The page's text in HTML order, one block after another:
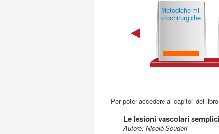
Metodiche mi­
cro­chi­rur­gi­che
Per poter accedere ai capitoli del
Le lesioni vascolari semplici
Autore: Nicolò Scuderi